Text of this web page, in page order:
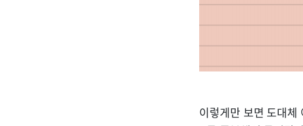
이렇게만 보면 도대